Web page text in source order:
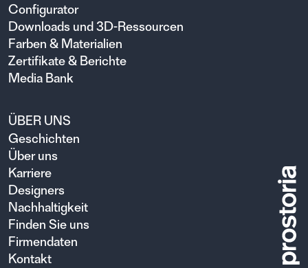
Configurator
Downloads und 3D-Ressourcen
Farben & Materialien
Zertifikate & Berichte
Media Bank
ÜBER UNS
Geschichten
Über uns
Karriere
Designers
Nachhaltigkeit
Finden Sie uns
Firmendaten
Kontakt